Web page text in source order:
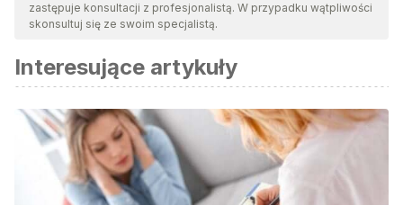
zastępuje konsultacji z profesjonalistą. W przypadku wątpliwości
skonsultuj się ze swoim specjalistą.
Interesujące artykuły